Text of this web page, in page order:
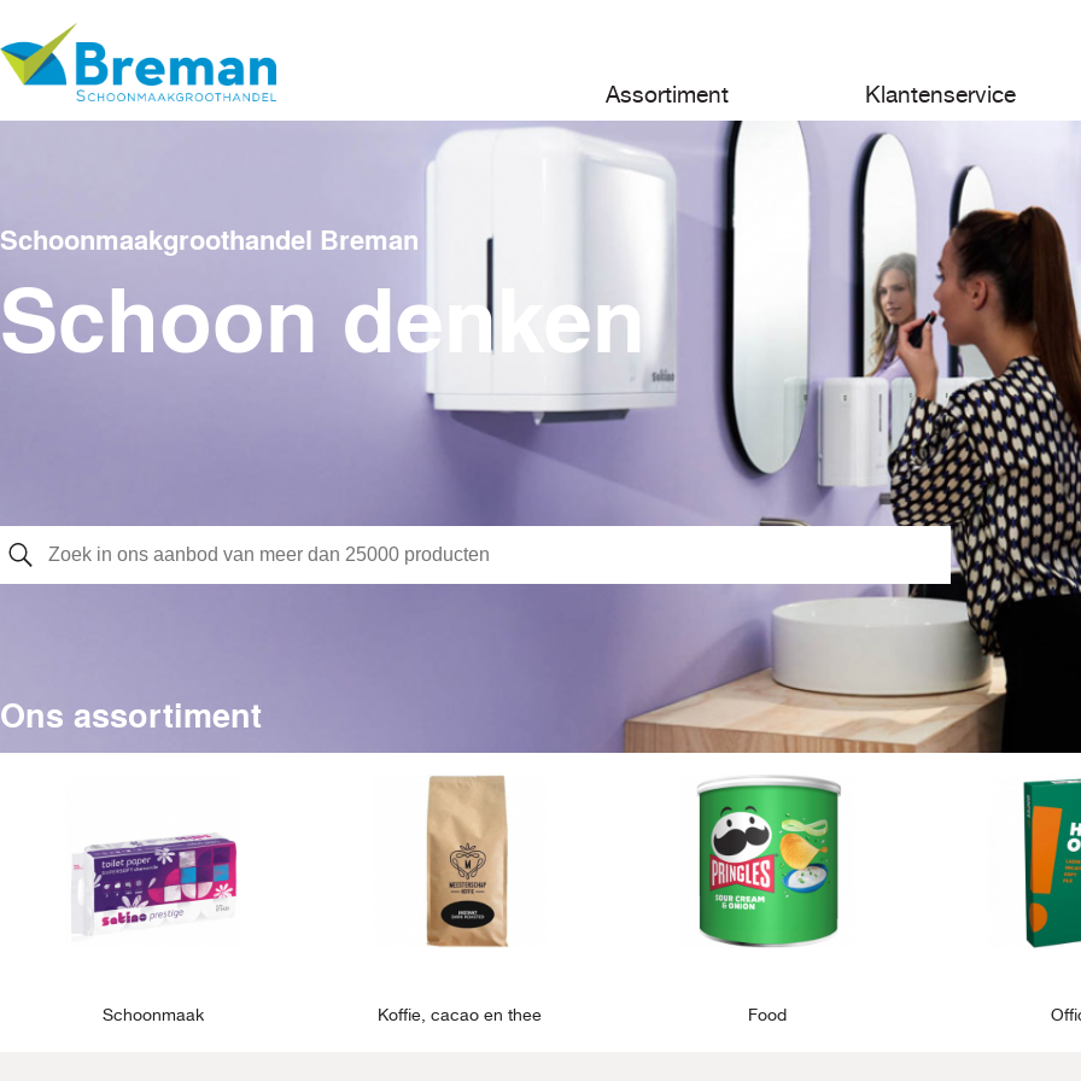
Assortiment Klantenservice
Schoonmaakgroothandel Breman
Schoon denken
Ons assortiment
Schoonmaak Koffie, cacao en thee Food